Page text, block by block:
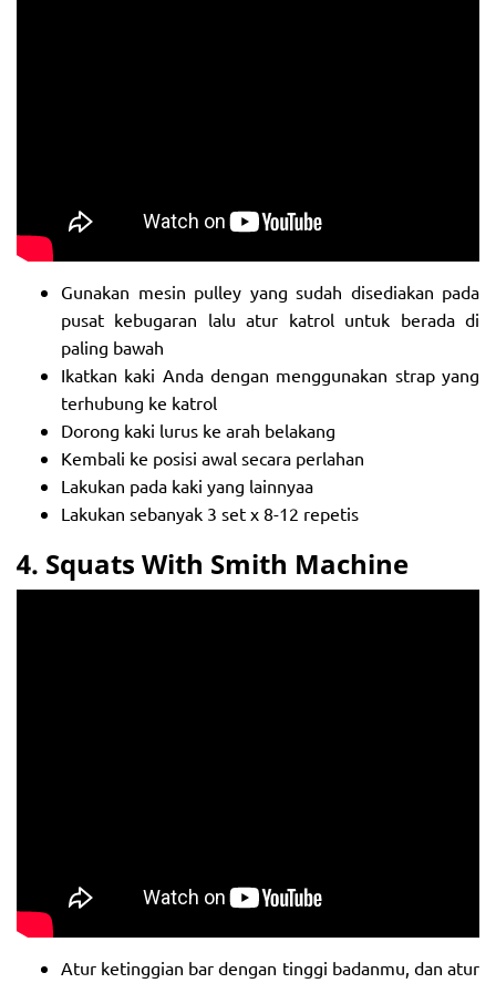
Gunakan mesin pulley yang sudah disediakan pada
pusat kebugaran lalu atur katrol untuk berada di
paling bawah
Ikatkan kaki Anda dengan menggunakan strap yang
terhubung ke katrol
Dorong kaki lurus ke arah belakang
Kembali ke posisi awal secara perlahan
Lakukan pada kaki yang lainnyaa
Lakukan sebanyak 3 set x 8-12 repetis
4. Squats With Smith Machine
Atur ketinggian bar dengan tinggi badanmu, dan atur